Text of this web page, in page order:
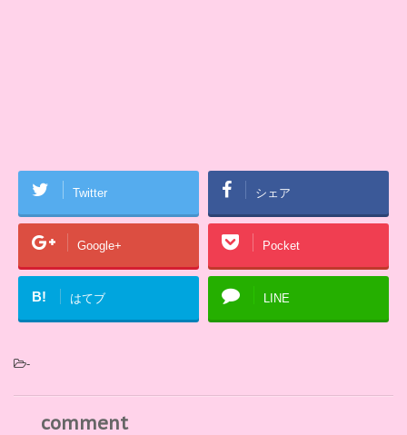
Twitter シェア
Google+ Pocket
B! はてブ LINE
-
comment